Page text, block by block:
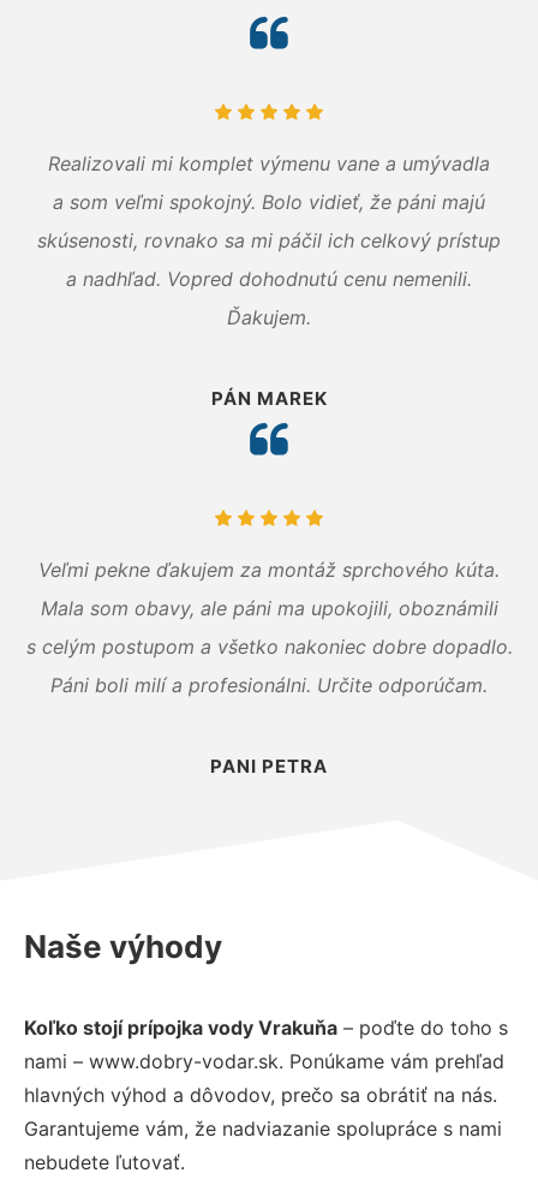
Realizovali mi komplet výmenu vane a umývadla
a som veľmi spokojný. Bolo vidieť, že páni majú
skúsenosti, rovnako sa mi páčil ich celkový prístup
a nadhľad. Vopred dohodnutú cenu nemenili.
Ďakujem.
PÁN MAREK
Veľmi pekne ďakujem za montáž sprchového kúta.
Mala som obavy, ale páni ma upokojili, oboznámili
s celým postupom a všetko nakoniec dobre dopadlo.
Páni boli milí a profesionálni. Určite odporúčam.
PANI PETRA
Naše výhody
Koľko stojí prípojka vody Vrakuňa – poďte do toho s
nami – www.dobry-vodar.sk. Ponúkame vám prehľad
hlavných výhod a dôvodov, prečo sa obrátiť na nás.
Garantujeme vám, že nadviazanie spolupráce s nami
nebudete ľutovať.